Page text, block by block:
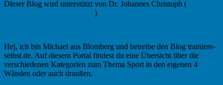
Dieser Blog wird unterstützt von Dr. Johannes Christoph (
)
Hej, ich bin Michael aus Blomberg und betreibe den Blog trainiere-
selbst.de. Auf diesem Portal findest du eine Übersicht über die
verschiedenen Kategorien zum Thema Sport in den eigenen 4
Wänden oder auch draußen.